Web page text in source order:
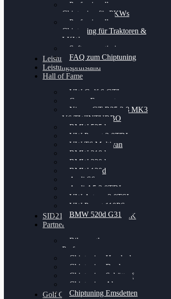
Professionelles
Chiptuning für PKWs
Professionelles
Chiptuning für Traktoren &
LKW
Softwareoptimierung
FAQ zum Chiptuning
Leistungsmessung
Leistungsprüfstand
Hall of Fame
VW Golf 6 GTI
Cupra Formentor
Nissan GT-R35 3.8 MK3
V6 TWINTURBO
BMW 525d
VW Passat 2.0TDI
VW T6 Multivan
BMW 318d
BMW 320d
BMW 120d
Audi S6
Audi A5 3.0TDI
VW Arteon 2.0TSI
VW Passat 110PS
BMW 520d G31
SID212 / 212EVO UNLOCK
Partner
Bilgenroth
Performance
Chiptuning Herzlacke
Chiptuning Duelmen
Chiptuning Schüttorf
Chiptuning Ahaus
Chiptuning Emsdetten
Golf Gewinnspiel